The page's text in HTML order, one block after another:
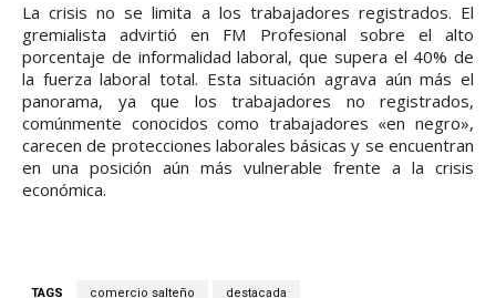
La crisis no se limita a los trabajadores registrados. El
gremialista advirtió en FM Profesional sobre el alto
porcentaje de informalidad laboral, que supera el 40% de
la fuerza laboral total. Esta situación agrava aún más el
panorama, ya que los trabajadores no registrados,
comúnmente conocidos como trabajadores «en negro»,
carecen de protecciones laborales básicas y se encuentran
en una posición aún más vulnerable frente a la crisis
económica.
TAGS comercio salteño destacada